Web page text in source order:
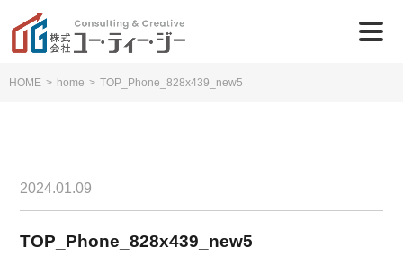
HOME > home > TOP_Phone_828x439_new5
2024.01.09
TOP_Phone_828x439_new5